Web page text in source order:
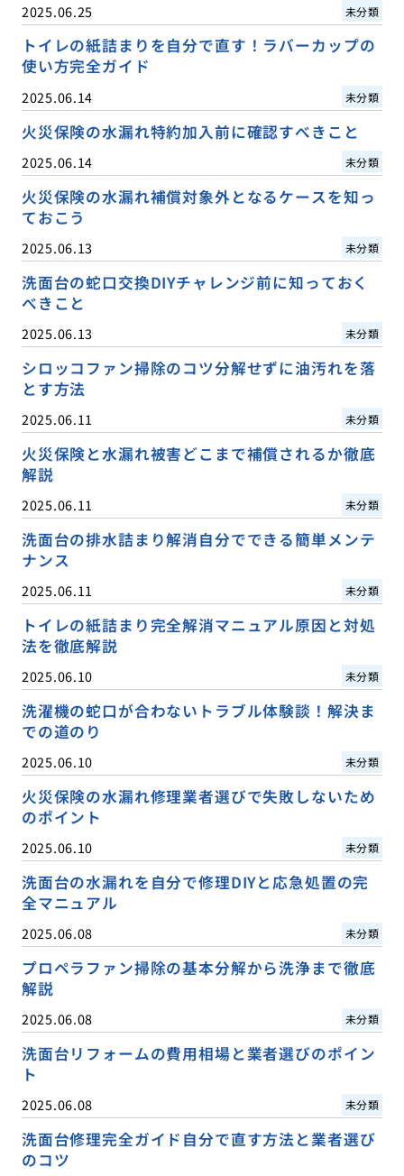
2025.06.25 未分類
トイレの紙詰まりを自分で直す！ラバーカップの
使い方完全ガイド
2025.06.14 未分類
火災保険の水漏れ特約加入前に確認すべきこと
2025.06.14 未分類
火災保険の水漏れ補償対象外となるケースを知っ
ておこう
2025.06.13 未分類
洗面台の蛇口交換DIYチャレンジ前に知っておく
べきこと
2025.06.13 未分類
シロッコファン掃除のコツ分解せずに油汚れを落
とす方法
2025.06.11 未分類
火災保険と水漏れ被害どこまで補償されるか徹底
解説
2025.06.11 未分類
洗面台の排水詰まり解消自分でできる簡単メンテ
ナンス
2025.06.11 未分類
トイレの紙詰まり完全解消マニュアル原因と対処
法を徹底解説
2025.06.10 未分類
洗濯機の蛇口が合わないトラブル体験談！解決ま
での道のり
2025.06.10 未分類
火災保険の水漏れ修理業者選びで失敗しないため
のポイント
2025.06.10 未分類
洗面台の水漏れを自分で修理DIYと応急処置の完
全マニュアル
2025.06.08 未分類
プロペラファン掃除の基本分解から洗浄まで徹底
解説
2025.06.08 未分類
洗面台リフォームの費用相場と業者選びのポイン
ト
2025.06.08 未分類
洗面台修理完全ガイド自分で直す方法と業者選び
のコツ